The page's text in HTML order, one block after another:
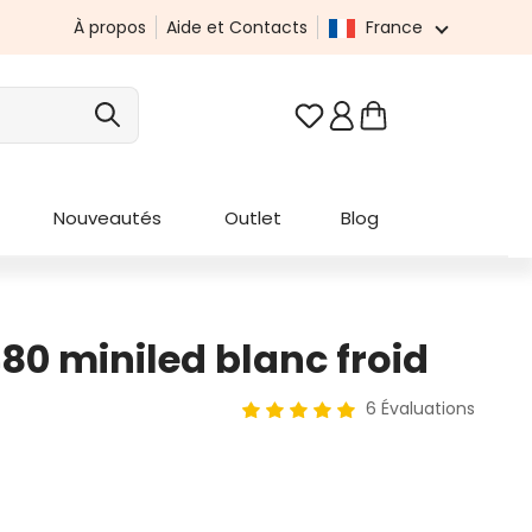
À propos Aide et Contacts France
Vous avez 0 articles
Nouveautés Outlet Blog
miniled blanc froid
6 Évaluations